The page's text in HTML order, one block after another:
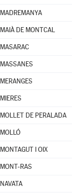
MADREMANYA
MAIÀ DE MONTCAL
MASARAC
MASSANES
MERANGES
MIERES
MOLLET DE PERALADA
MOLLÓ
MONTAGUT I OIX
MONT-RAS
NAVATA